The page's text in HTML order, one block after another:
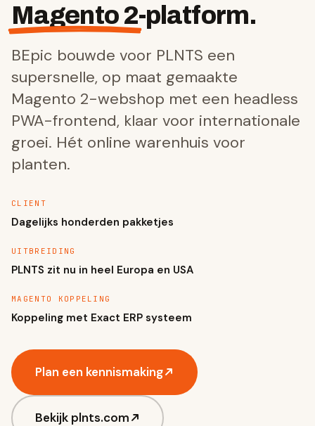
Magento 2-platform.
BEpic bouwde voor PLNTS een
supersnelle, op maat gemaakte
Magento 2-webshop met een headless
PWA-frontend, klaar voor internationale
groei. Hét online warenhuis voor
planten.
CLIENT
Dagelijks honderden pakketjes
UITBREIDING
PLNTS zit nu in heel Europa en USA
MAGENTO KOPPELING
Koppeling met Exact ERP systeem
Plan een kennismaking
Bekijk plnts.com